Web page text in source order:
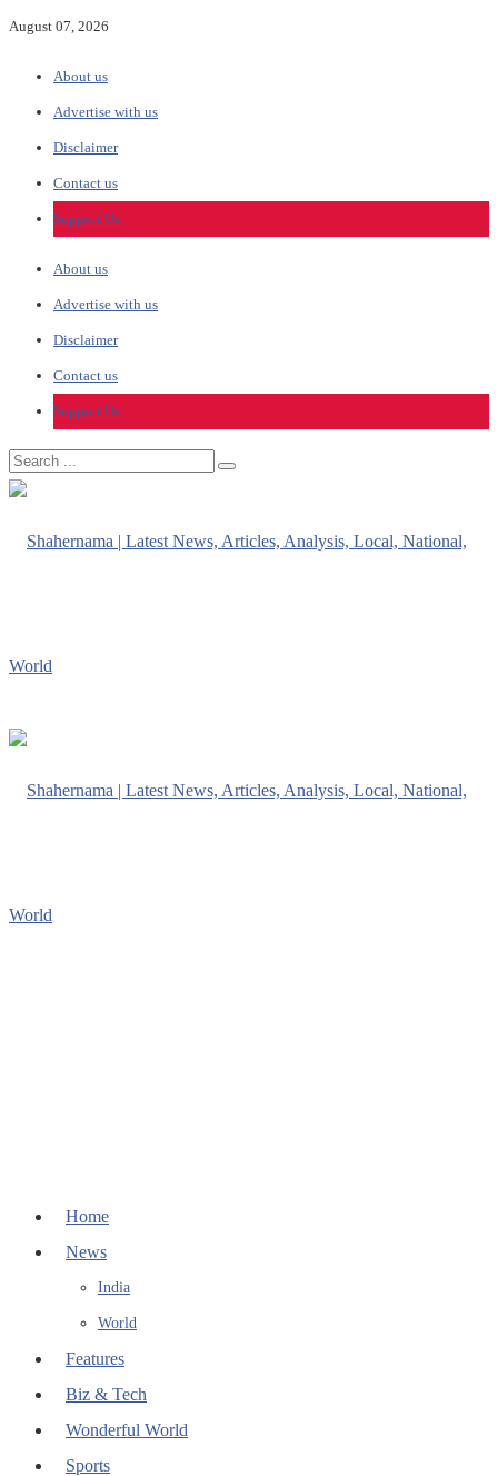
August 07, 2026
About us
Advertise with us
Disclaimer
Contact us
Support Us
About us
Advertise with us
Disclaimer
Contact us
Support Us
Home
News
India
World
Features
Biz & Tech
Wonderful World
Sports